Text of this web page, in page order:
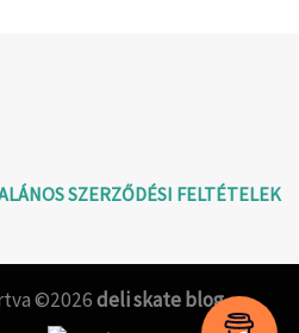
SZERZŐDÉSI FELTÉTELEK
©2026deli skate blog